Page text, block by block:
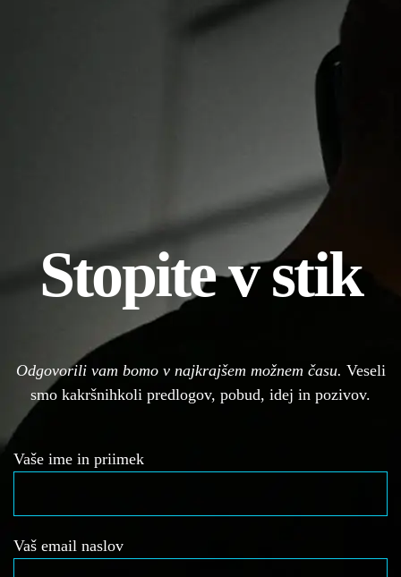
Stopite v stik
Odgovorili vam bomo v najkrajšem možnem času. Veseli
smo kakršnihkoli predlogov, pobud, idej in pozivov.
Vaše ime in priimek
Vaš email naslov